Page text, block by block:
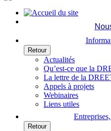
Retour
Actualités
Qu’est-ce que la
La lettre de la
Appels à projets
Webinaires
Liens utiles
Retour